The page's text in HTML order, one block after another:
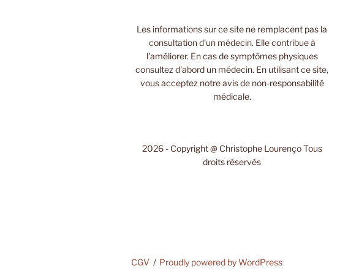
Les informations sur ce site ne remplacent pas la
consultation d'un médecin. Elle contribue à
l'améliorer. En cas de symptômes physiques
consultez d'abord un médecin. En utilisant ce site,
vous acceptez notre avis de non-responsabilité
médicale.
2026 - Copyright @ Christophe Lourenço Tous
droits réservés
CGV Proudly powered by WordPress